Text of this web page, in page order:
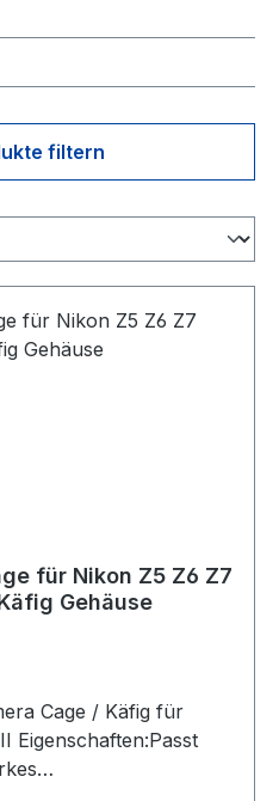
filtern
für Nikon Z5 Z6 Z7
Gehäuse
Cage / Käfig für
Eigenschaften:Passt